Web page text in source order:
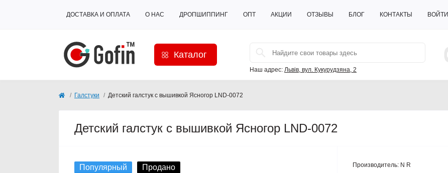
ДОСТАВКА И ОПЛАТА О НАС ДРОПШИППИНГ ОПТ АКЦИИ ОТЗЫВЫ БЛОГ КОНТАКТЫ ВОЙТИ
Каталог
Наш адрес: Львів, вул. Кукурудзяна, 2
Галстуки Детский галстук с вышивкой Ясногор LND-0072
Детский галстук с вышивкой Ясногор LND-0072
Популярный Продано Производитель: N R